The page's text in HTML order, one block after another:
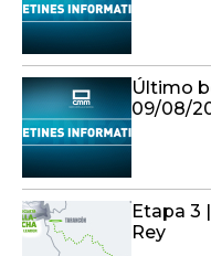
Último
09/08/
Etapa 3
Rey